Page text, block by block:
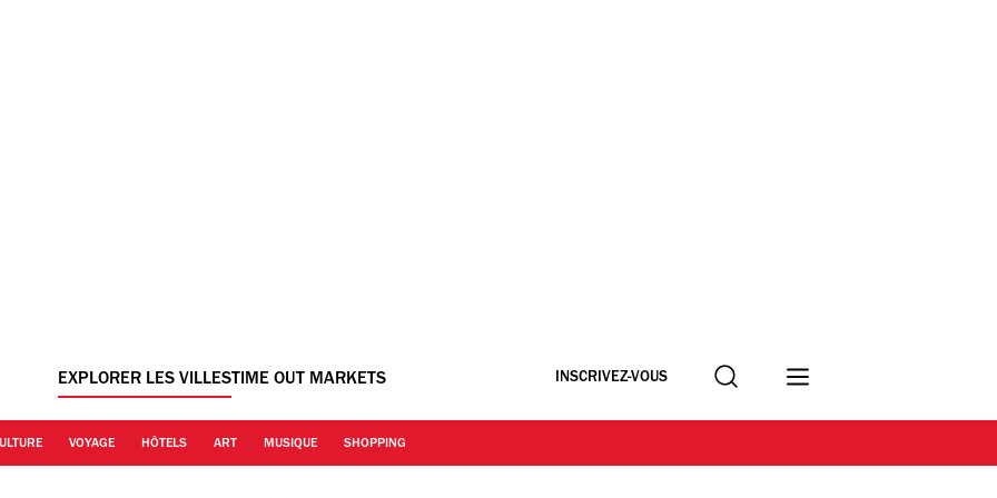
EXPLORER LES VILLESTIME OUT MARKETS INSCRIVEZ-VOUS Recherche
VOYAGE HÔTELS ART MUSIQUE SHOPPING